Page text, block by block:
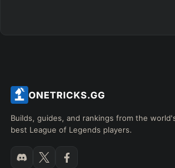
Builds, guides, and rankings from the
best League of Legends players.